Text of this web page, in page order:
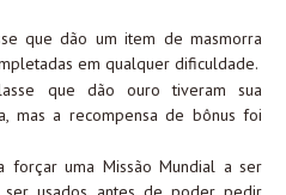
que dão um item de masmorra
em qualquer dificuldade.
que dão ouro tiveram sua
mas a recompensa de bônus foi
forçar uma Missão Mundial a ser